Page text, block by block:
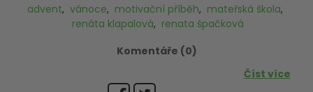
advent, vánoce, motivační příběh, mateřská škola,
renáta klapalová, renata špačková
Komentáře (0)
Číst více